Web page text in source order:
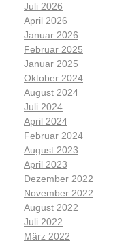
Juli 2026
April 2026
Januar 2026
Februar 2025
Januar 2025
Oktober 2024
August 2024
Juli 2024
April 2024
Februar 2024
August 2023
April 2023
Dezember 2022
November 2022
August 2022
Juli 2022
März 2022